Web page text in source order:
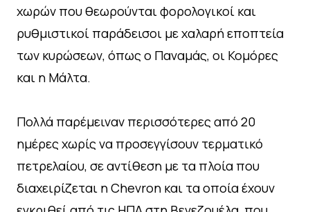
χωρών που θεωρούνται φορολογικοί και
ρυθμιστικοί παράδεισοι με χαλαρή εποπτεία
των κυρώσεων, όπως ο Παναμάς, οι Κομόρες
και η Μάλτα.
Πολλά παρέμειναν περισσότερες από 20
ημέρες χωρίς να προσεγγίσουν τερματικό
πετρελαίου, σε αντίθεση με τα πλοία που
διαχειρίζεται η Chevron και τα οποία έχουν